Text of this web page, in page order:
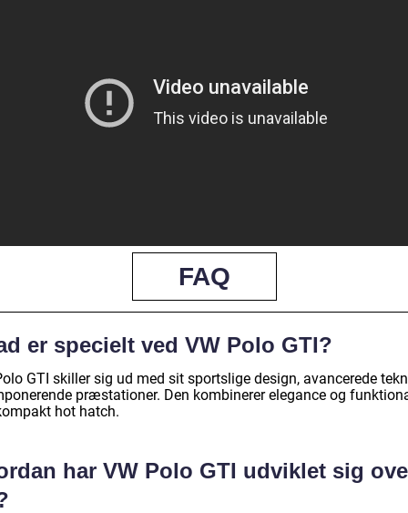
FAQ
er specielt ved VW Polo GTI?
GTI skiller sig ud med sit sportslige design, avancerede
præstationer. Den kombinerer elegance og
hot hatch.
har VW Polo GTI udviklet sig